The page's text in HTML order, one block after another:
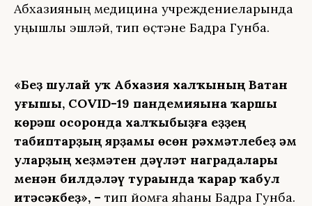
Абхазияның медицина учреждениеларында
уңышлы эшләй, тип өҫтәне Бадра Гунба.
«Беҙ шулай уҡ Абхазия халҡының Ватан
һуғышы, COVID-19 пандемияһына ҡаршы
көрәш осоронда халҡыбыҙға һеҙҙең
табиптарҙың ярҙамы өсөн рәхмәтлебеҙ һәм
уларҙың хеҙмәтен дәүләт наградалары
менән билдәләү тураһында ҡарар ҡабул
итәсәкбеҙ», – тип йомғаҡ яһаны Бадра Гунба.